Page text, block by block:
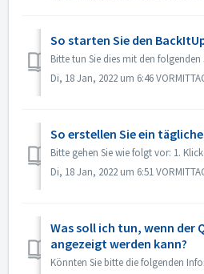
So starten Sie den
Di, 18 Jan, 2022 um 6:46
So erstellen Sie ein
Di, 18 Jan, 2022 um 6:51
Was soll ich tun, wenn der
angezeigt werden kann?